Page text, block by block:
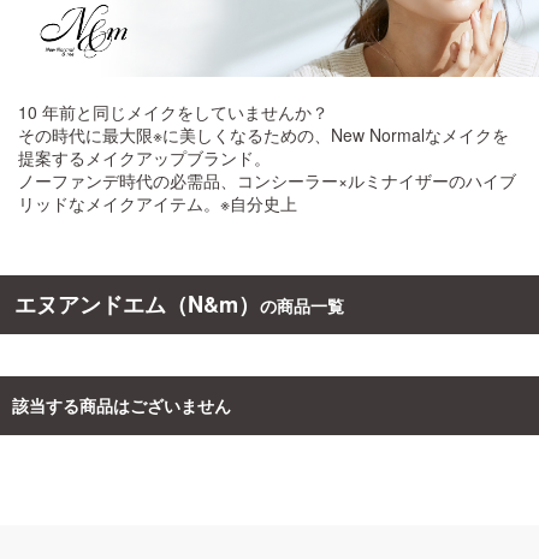
ご利用ガイド
お問い合わせ
10 年前と同じメイクをしていませんか？
その時代に最大限※に美しくなるための、New Normalなメイクを
提案するメイクアップブランド。
ノーファンデ時代の必需品、コンシーラー×ルミナイザーのハイブ
リッドなメイクアイテム。※自分史上
エヌアンドエム（N&m） の商品一覧
該当する商品はございません